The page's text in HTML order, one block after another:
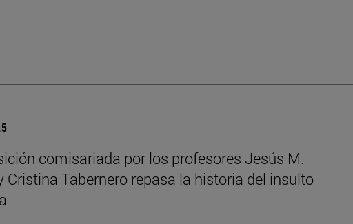
comisariada por los profesores Jesús M.
Cristina Tabernero repasa la historia del insulto